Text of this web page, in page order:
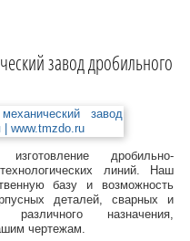
завод дробильного
дробильно-
линий. Наш
базу и возможность
деталей, сварных и
различного назначения,
чертежам.